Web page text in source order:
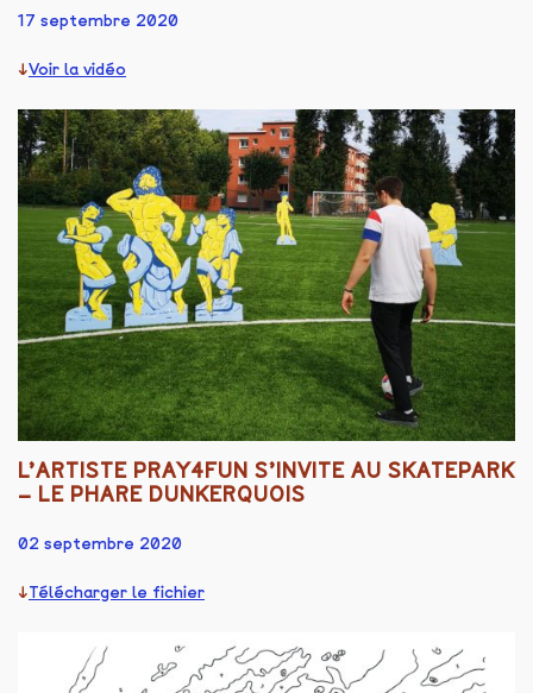
17 septembre 2020
Voir la vidéo
L’ARTISTE PRAY4FUN S’INVITE AU SKATEPARK
– LE PHARE DUNKERQUOIS
02 septembre 2020
Télécharger le fichier